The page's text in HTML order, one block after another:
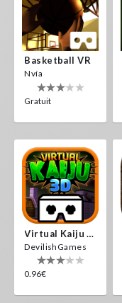
Basketball VR
Nvía
Gratuit
Virtual Kaiju 3D
DevilishGames
0.96€